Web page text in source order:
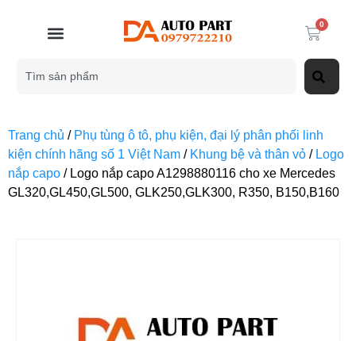
0
Trang chủ / Phụ tùng ô tô, phụ kiện, đại lý phân phối linh
kiện chính hãng số 1 Việt Nam / Khung bệ và thân vỏ / Logo
nắp capo / Logo nắp capo A1298880116 cho xe Mercedes
GL320,GL450,GL500, GLK250,GLK300, R350, B150,B160